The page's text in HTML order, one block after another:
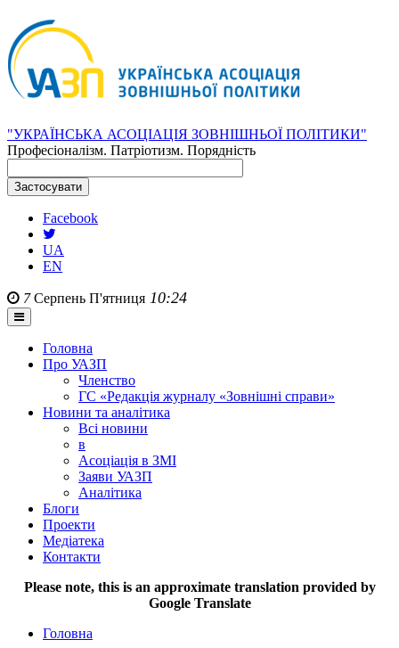
"УКРАЇНСЬКА АСОЦІАЦІЯ ЗОВНІШНЬОЇ ПОЛІТИКИ"
Професіоналізм. Патріотизм. Порядність
Facebook
UA
EN
7Серпень П'ятниця 10:24
Головна
Про УАЗП
Членство
ГС «Редакція журналу «Зовнішні справи»
Новини та аналітика
Всі новини
в
Асоціація в ЗМІ
Заяви УАЗП
Аналітика
Блоги
Проекти
Медіатека
Контакти
Please note, this is an approximate translation provided by
Google Translate
Головна